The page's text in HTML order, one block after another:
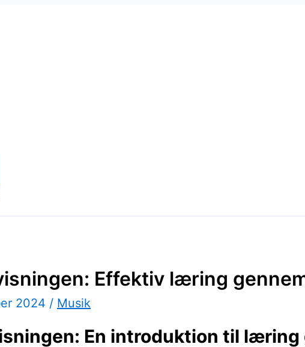
Effektiv læring
2024 / Musik
En introduktion til læring